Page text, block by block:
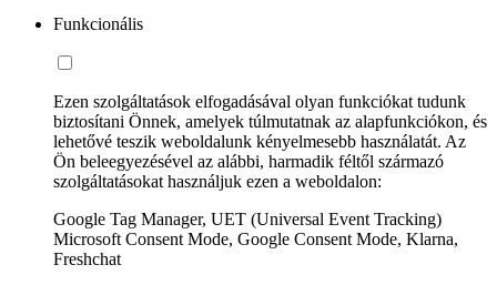
Funkcionális
Ezen szolgáltatások elfogadásával olyan funkciókat tudunk
biztosítani Önnek, amelyek túlmutatnak az alapfunkciókon, és
lehetővé teszik weboldalunk kényelmesebb használatát. Az
Ön beleegyezésével az alábbi, harmadik féltől származó
szolgáltatásokat használjuk ezen a weboldalon:
Google Tag Manager, UET (Universal Event Tracking)
Microsoft Consent Mode, Google Consent Mode, Klarna,
Freshchat